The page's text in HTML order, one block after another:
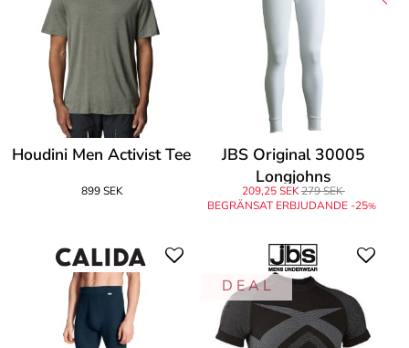
Houdini Men Activist Tee
899 SEK
JBS Original 30005
Longjohns
209,25 SEK279 SEK
BEGRÄNSAT ERBJUDANDE -25%
D E A L